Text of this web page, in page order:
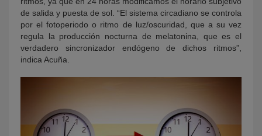
de salida y puesta de sol. “El sistema circadiano se controla
por el fotoperiodo o ritmo de luz/oscuridad, que a su vez
regula la producción nocturna de melatonina, que es el
verdadero sincronizador endógeno de dichos ritmos”,
indica Acuña.